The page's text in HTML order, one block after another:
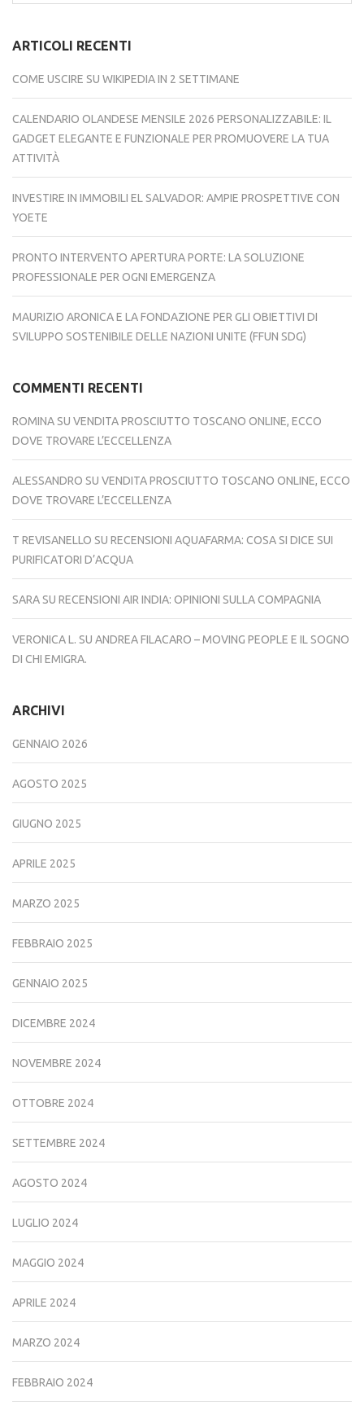
ARTICOLI RECENTI
COME USCIRE SU WIKIPEDIA IN 2 SETTIMANE
CALENDARIO OLANDESE MENSILE 2026 PERSONALIZZABILE: IL
GADGET ELEGANTE E FUNZIONALE PER PROMUOVERE LA TUA
ATTIVITÀ
INVESTIRE IN IMMOBILI EL SALVADOR: AMPIE PROSPETTIVE CON
YOETE
PRONTO INTERVENTO APERTURA PORTE: LA SOLUZIONE
PROFESSIONALE PER OGNI EMERGENZA
MAURIZIO ARONICA E LA FONDAZIONE PER GLI OBIETTIVI DI
SVILUPPO SOSTENIBILE DELLE NAZIONI UNITE (FFUN SDG)
COMMENTI RECENTI
ROMINA SU VENDITA PROSCIUTTO TOSCANO ONLINE, ECCO
DOVE TROVARE L’ECCELLENZA
ALESSANDRO SU VENDITA PROSCIUTTO TOSCANO ONLINE, ECCO
DOVE TROVARE L’ECCELLENZA
T REVISANELLO SU RECENSIONI AQUAFARMA: COSA SI DICE SUI
PURIFICATORI D’ACQUA
SARA SU RECENSIONI AIR INDIA: OPINIONI SULLA COMPAGNIA
VERONICA L. SU ANDREA FILACARO – MOVING PEOPLE E IL SOGNO
DI CHI EMIGRA.
ARCHIVI
GENNAIO 2026
AGOSTO 2025
GIUGNO 2025
APRILE 2025
MARZO 2025
FEBBRAIO 2025
GENNAIO 2025
DICEMBRE 2024
NOVEMBRE 2024
OTTOBRE 2024
SETTEMBRE 2024
AGOSTO 2024
LUGLIO 2024
MAGGIO 2024
APRILE 2024
MARZO 2024
FEBBRAIO 2024